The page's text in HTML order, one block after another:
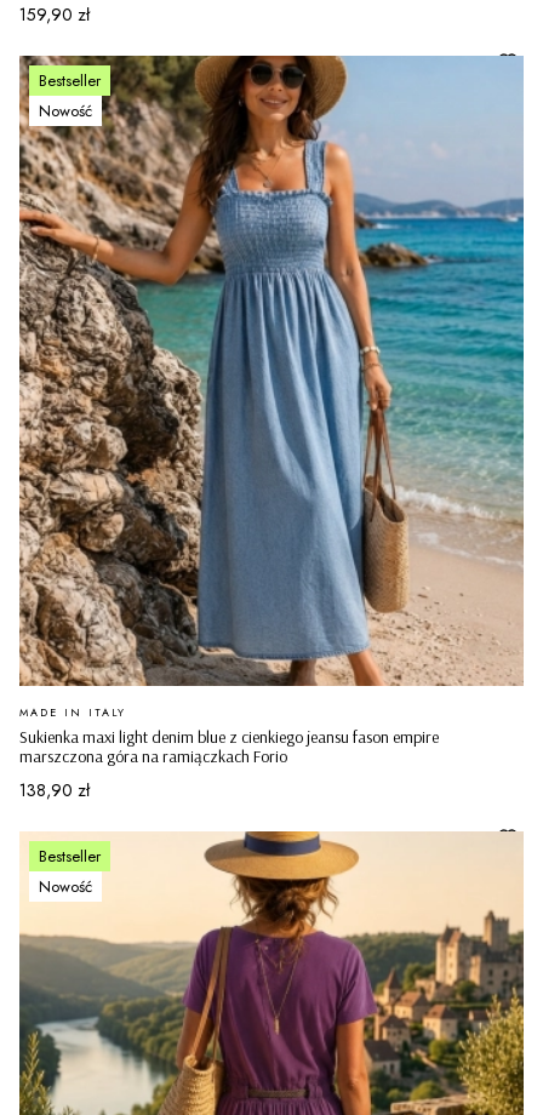
Cena
159,90 zł
Bestseller
Nowość
Sukienka maxi light denim blue z cienkiego jeansu fason empire
marszczona góra na ramiączkach Forio
PRODUCENT
MADE IN ITALY
Cena
138,90 zł
Bestseller
Nowość